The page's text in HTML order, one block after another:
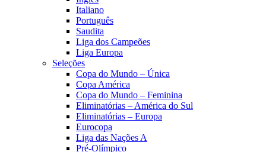
Italiano
Português
Saudita
Liga dos Campeões
Liga Europa
Seleções
Copa do Mundo – Única
Copa América
Copa do Mundo – Feminina
Eliminatórias – América do Sul
Eliminatórias – Europa
Eurocopa
Liga das Nações A
Pré-Olímpico